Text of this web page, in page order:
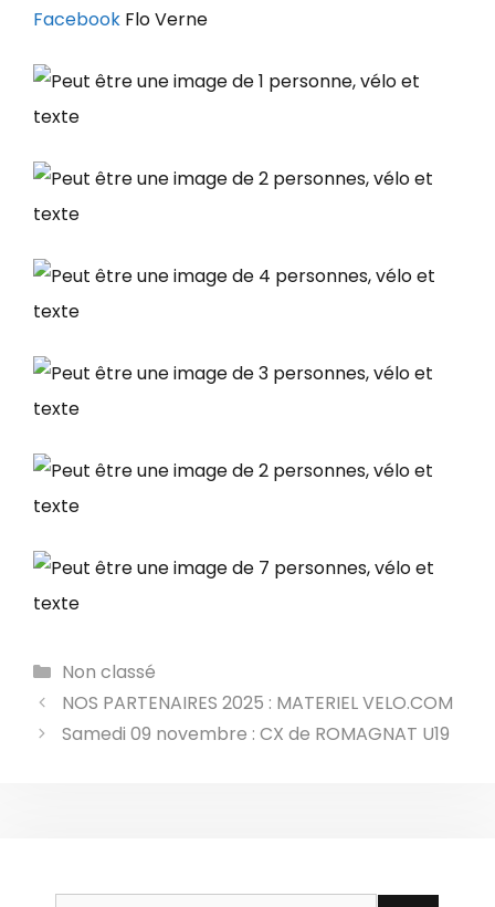
Facebook Flo Verne
Catégories
Non classé
NOS PARTENAIRES 2025 : MATERIEL VELO.COM
Samedi 09 novembre : CX de ROMAGNAT U19